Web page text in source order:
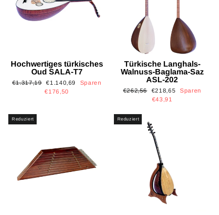
Hochwertiges türkisches
Oud SALA-T7
Normaler
€1.317,19 Sonderpreis
€1.140,69
Sparen
€176,50
Türkische Langhals-
Walnuss-Baglama-Saz
ASL-202
Normaler
€262,56 Sonderpreis
€218,65
Sparen
€43,91
Reduziert Reduziert